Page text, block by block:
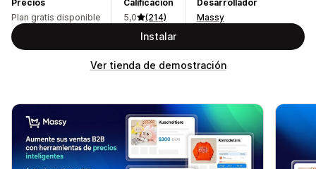
Precios
Plan gratis disponible
Calificación
5,0
(214)
Desarrollador
Massy
Instalar
Ver tienda de demostración